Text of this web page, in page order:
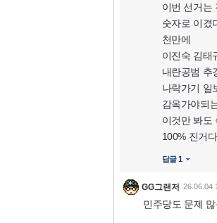
이번 선거는
숫자로 이겼
천만에
이진숙 김태
내란공범 추
나락가기 일
감옥가야되
이것만 봐도
100% 진거
답글 1
GG그랜저 26.06.04
민주당도 문제 많